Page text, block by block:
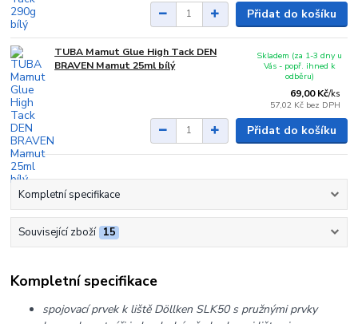
Přidat do košíku
TUBA Mamut Glue High Tack DEN
BRAVEN Mamut 25ml bílý
69,00 Kč/ks
57,02 Kč bez DPH
Skladem (za 1-3 dny u
Vás - popř. ihned k
odběru)
Přidat do košíku
Kompletní specifikace
Související zboží 15
Kompletní specifikace
spojovací prvek k liště Döllken SLK50 s pružnými prvky